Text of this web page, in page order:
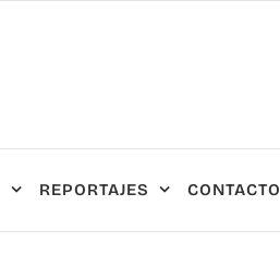
REPORTAJES CONTACTO